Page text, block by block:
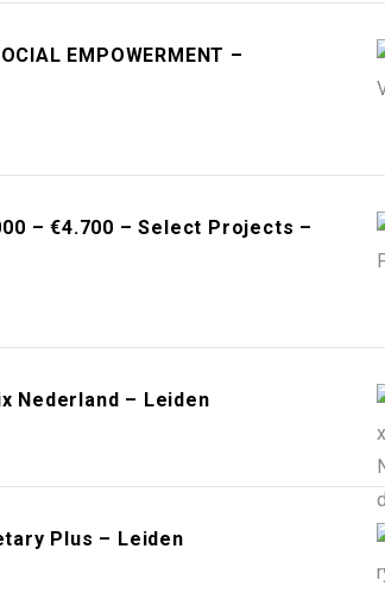
EMPOWERMENT –
– €4.700 – Select Projects –
Nederland – Leiden
Plus – Leiden